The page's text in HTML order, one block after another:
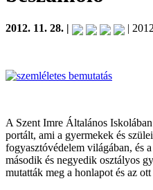
2012. 11. 28. | |
A Szent Imre Általános
portált, ami a gyermekek és
fogyasztóvédelem világában, és
második és negyedik osztályos
mutatták meg a honlapot és az